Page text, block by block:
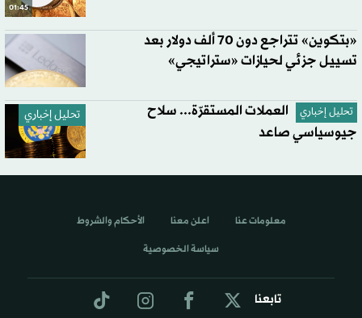
01:45
«بتكوين» تتراجع دون 70 ألف دولار بعد
تسييل جزئي لحيازات «ستراتيجي»
تحليل إخباري تحليل إخباري
العملات المستقرّة... سلاح
جيوسياسي صاعد
تابعنا
معلومات عنا اعلن معنا الأحكام والشروط
سياسة الخصوصية